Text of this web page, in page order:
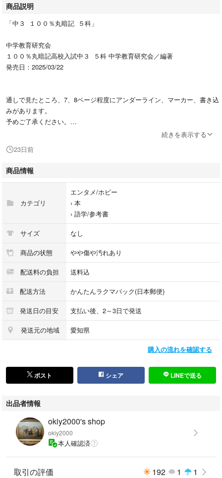
商品説明
「中３ １００％丸暗記 ５科」
中学教育研究会
１００％丸暗記高校入試中３ ５科 中学教育研究会／編著
発売日：2025/03/22
通しで見たところ、7、8ページ程度にアンダーライン、マーカー、書き込
みがあります。
予めご了承ください。
簡易包装でおくります。
画像でご確認ください。
カメラ撮影のため、掲載画像と実物とで色味が異なる場合がございます。
送料軽減のため、簡易包装です。
ご不明な点があれば必ずご入札前にご質問ください。
出品物が中古品の場合、
中古品ですので無傷ではありません。小さな傷や汚れなどは見落とす可能
悪い評価が多い方やご連絡をいただけない方とのお取引を中止させていた
ご落札後にお取引が進まない場合、落札者さま都合によるお取引のキャン
セルとさせていただきますので、ご入金などが遅れる場合は必ずご連絡く
ご落札後のキャンセルは、ご落札者様都合によるキャンセルとさせていた
だきます
どうぞよろしくお願いします。
#１００％丸暗記高校入試中３ ５科 中学教育研究会／編著
続きを表示する
23日前
商品情報
カテゴリ
エンタメ/ホビー
› 本
› 語学/参考書
サイズ なし
商品の状態 やや傷や汚れあり
配送料の負担 送料込
配送方法 かんたんラクマパック(日本郵便)
発送日の目安 支払い後、2～3日で発送
発送元の地域 愛知県
購入の流れを確認する
ポスト シェア LINEで送る
出品者情報
okiy2000's shop
okiy2000
本人確認済
取引の評価 192 1 1